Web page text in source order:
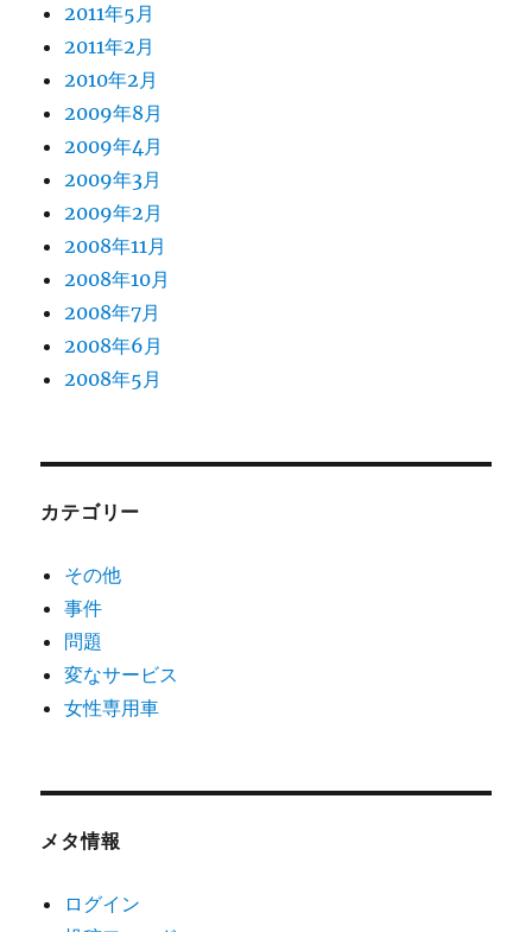
2011年5月
2011年2月
2010年2月
2009年8月
2009年4月
2009年3月
2009年2月
2008年11月
2008年10月
2008年7月
2008年6月
2008年5月
カテゴリー
その他
事件
問題
変なサービス
女性専用車
メタ情報
ログイン